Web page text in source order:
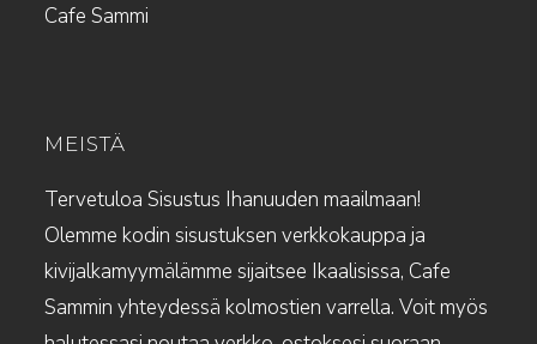
Cafe Sammi
MEISTÄ
Tervetuloa Sisustus Ihanuuden maailmaan!
Olemme kodin sisustuksen verkkokauppa ja
kivijalkamyymälämme sijaitsee Ikaalisissa, Cafe
Sammin yhteydessä kolmostien varrella. Voit myös